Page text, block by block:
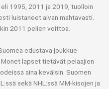
1995, 2011 ja 2019, tuolloin
luistaneet aivan mahtavasti.
2011 pelien voittoa.
edustava joukkue
lapset tietävät pelaajien
aina keväisin. Suomen
sekä NHL:ssä MM-kisojen ja